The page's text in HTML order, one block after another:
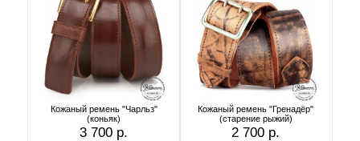
Кожаный ремень "Чарльз"
(коньяк)
3 700 р.
Кожаный ремень "Гренадёр"
(старение рыжий)
2 700 р.